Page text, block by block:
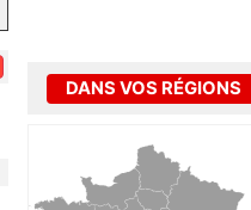
DANS VOS RÉGIONS